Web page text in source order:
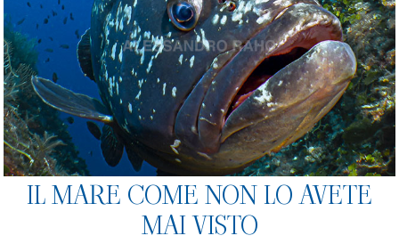
IL MARE COME NON LO AVETE
MAI VISTO